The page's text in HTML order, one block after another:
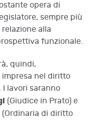
opera di
sempre più
alla
funzionale.
quindi,
impresa nel diritto
lavori saranno
(Giudice in Prato) e
(Ordinaria di diritto